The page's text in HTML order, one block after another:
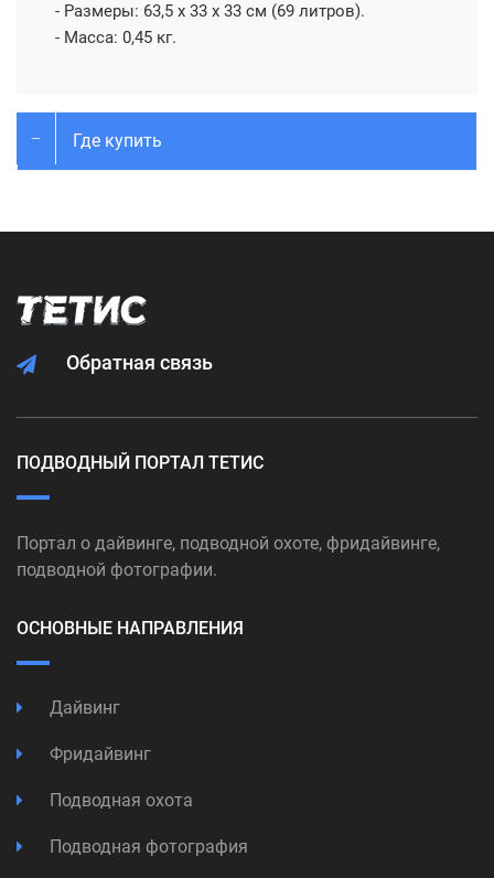
- Размеры: 63,5 х 33 х 33 см (69 литров).
- Масса: 0,45 кг.
Где купить
Обратная связь
ПОДВОДНЫЙ ПОРТАЛ ТЕТИС
Портал о дайвинге, подводной охоте, фридайвинге,
подводной фотографии.
ОСНОВНЫЕ НАПРАВЛЕНИЯ
Дайвинг
Фридайвинг
Подводная охота
Подводная фотография